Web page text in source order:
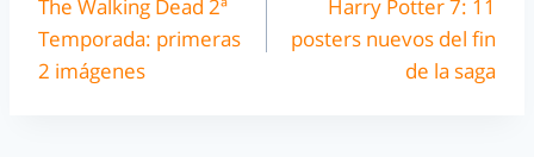
The Walking Dead 2ª
Temporada: primeras
2 imágenes
Harry Potter 7: 11
posters nuevos del fin
de la saga